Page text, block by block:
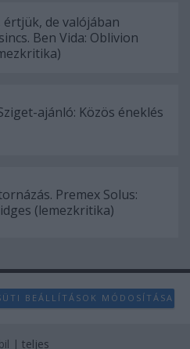
értjük, de valójában
Ben Vida: Oblivion
ajánló: Közös éneklés
Premex Solus:
(lemezkritika)
BEÁLLÍTÁSOK MÓDOSÍTÁSA
| teljes